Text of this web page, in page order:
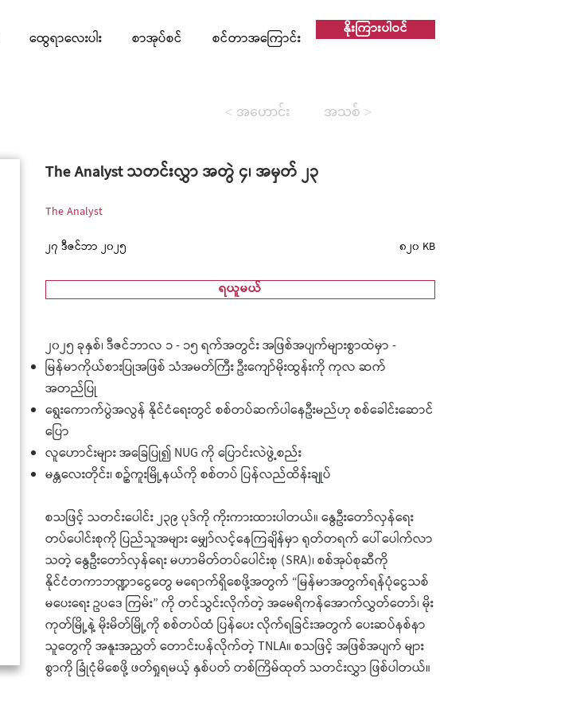
ထွေရာလေးပါး စာအုပ်စင် စင်တာအကြောင်း နိုးကြားပါဝင်
< အဟောင်း အသစ် >
The Analyst သတင်းလွှာ အတွဲ ၄၊ အမှတ် ၂၃
The Analyst
၂၇ ဒီဇင်ဘာ ၂၀၂၅
၈၂၀ KB
ရယူမယ်
၂၀၂၅ ခုနှစ်၊ ဒီဇင်ဘာလ ၁ - ၁၅ ရက်အတွင်း အဖြစ်အပျက်များစွာထဲမှာ -
မြန်မာကိုယ်စားပြုအဖြစ် သံအမတ်ကြီး ဦးကျော်မိုးထွန်းကို ကုလ ဆက်
အတည်ပြု
ရွေးကောက်ပွဲအလွန် နိုင်ငံရေးတွင် စစ်တပ်ဆက်ပါနေဦးမည်ဟု စစ်ခေါင်းဆောင်
ပြော
လူဟောင်းများ အခြေပြု၍ NUG ကို ပြောင်းလဲဖွဲ့စည်း
မန္တလေးတိုင်း၊ စဥ့်ကူးမြို့နယ်ကို စစ်တပ် ပြန်လည်ထိန်းချုပ်
စသဖြင့် သတင်းပေါင်း ၂၃၉ ပုဒ်ကို ကိုးကားထားပါတယ်။ နွေဦးတော်လှန်ရေး
တပ်ပေါင်းစုကို ပြည်သူအများ မျှော်လင့်နေကြချိန်မှာ ရုတ်တရက် ပေါ်ပေါက်လာ
သတဲ့ နွေဦးတော်လှန်ရေး မဟာမိတ်တပ်ပေါင်းစု (SRA)၊ စစ်အုပ်စုဆီကို
နိုင်ငံတကာဘဏ္ဍာငွေတွေ မရောက်ရှိစေဖို့အတွက် “မြန်မာအတွက်ရန်ပုံငွေသစ်
မပေးရေး ဥပဒေ ကြမ်း” ကို တင်သွင်းလိုက်တဲ့ အမေရိကန်အောက်လွှတ်တော်၊ မိုး
ကုတ်မြို့နဲ့ မိုးမိတ်မြို့ကို စစ်တပ်ထံ ပြန်ပေး လိုက်ရခြင်းအတွက် ပေးဆပ်နစ်နာ
သူတွေကို အနူးအညွတ် တောင်းပန်လိုက်တဲ့ TNLA။ စသဖြင့် အဖြစ်အပျက် များ
စွာကို ခြုံငုံမိစေဖို့ ဖတ်ရှုရမယ့် နှစ်ပတ် တစ်ကြိမ်ထုတ် သတင်းလွှာ ဖြစ်ပါတယ်။